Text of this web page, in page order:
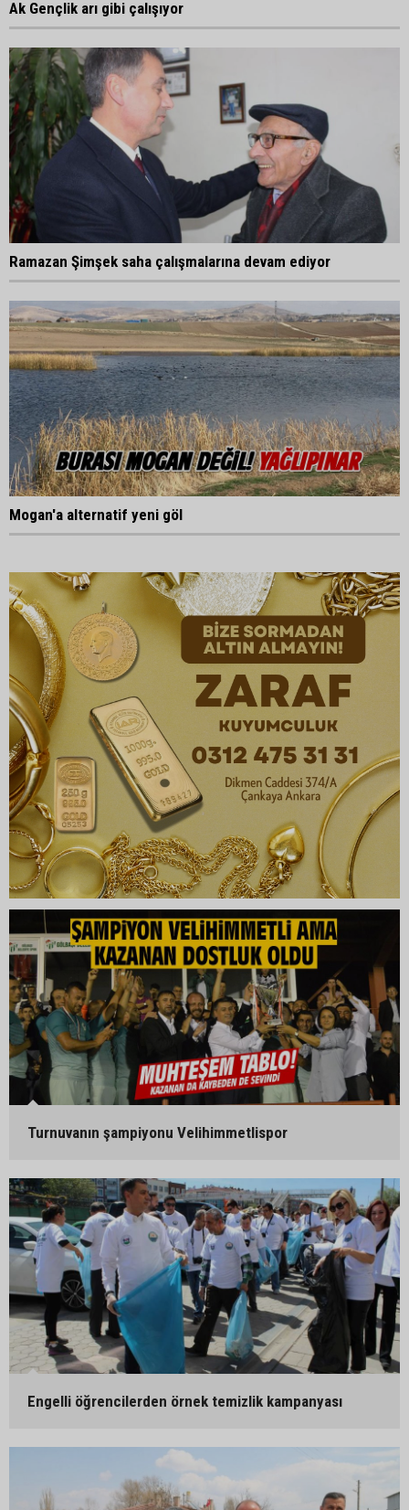
Ak Gençlik arı gibi çalışıyor
Ramazan Şimşek saha çalışmalarına devam ediyor
Mogan'a alternatif yeni göl
Turnuvanın şampiyonu Velihimmetlispor
Engelli öğrencilerden örnek temizlik kampanyası